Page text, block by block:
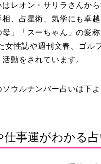
レオン・サリラさんから
相、占星術、気学にも卓
」「スーちゃん」の愛
女性誌や週刊文春、ゴル
動をされています。
ウルナンバー占いは下
仕事運がわかる